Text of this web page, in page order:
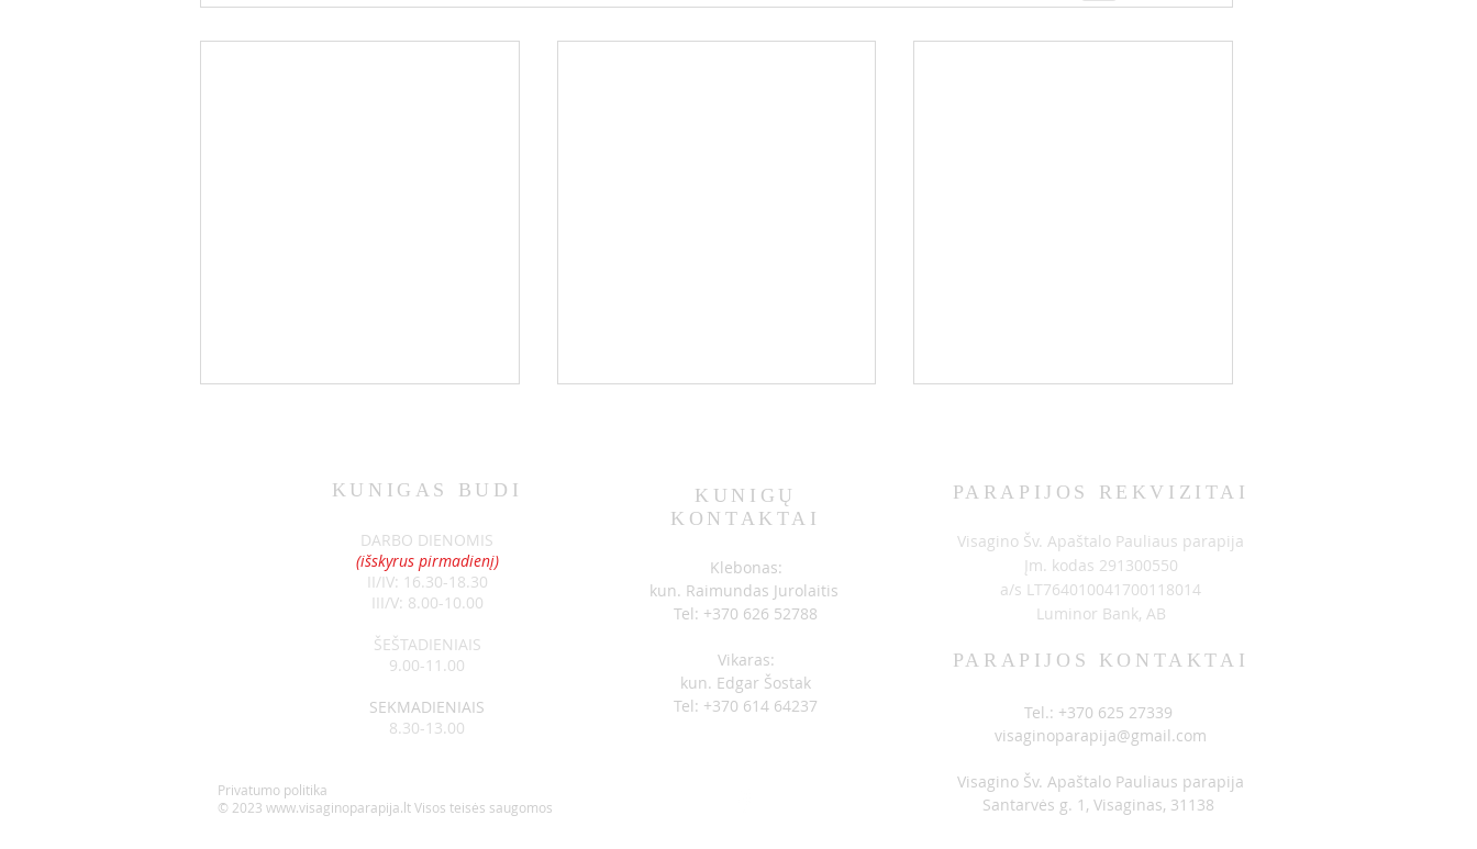
SKELBIMAI 07-12 SKELBIMAI 06-14
KUNIGAS BUDI
DARBO DIENOMIS
(išskyrus pirmadienį)
II/IV: 16.30-18.30
III/V: 8.00-10.00
ŠEŠTADIENIAIS
9.00-11.00
SEKMADIENIAIS
8.30-13.00
KUNIGŲ
KONTAKTAI
Klebonas:
kun. Raimundas Jurolaitis
Tel: +370 626 52788
Vikaras:
kun. Edgar Šostak
Tel: +370 614 64237
Privatumo politika
© 2023 www.visaginoparapija.ltVisos teisės saugomos
PARAPIJOS REKVIZITAI
Visagino Šv. Apaštalo Pauliaus parapija
Įm. kodas 291300550
a/s LT764010041700118014
Luminor Bank, AB
PARAPIJOS KONTAKTAI
Tel.: +370 625 27339
visaginoparapija@gmail.com
Visagino Šv. Apaštalo Pauliaus parapija
Santarvės g. 1, Visaginas, 31138